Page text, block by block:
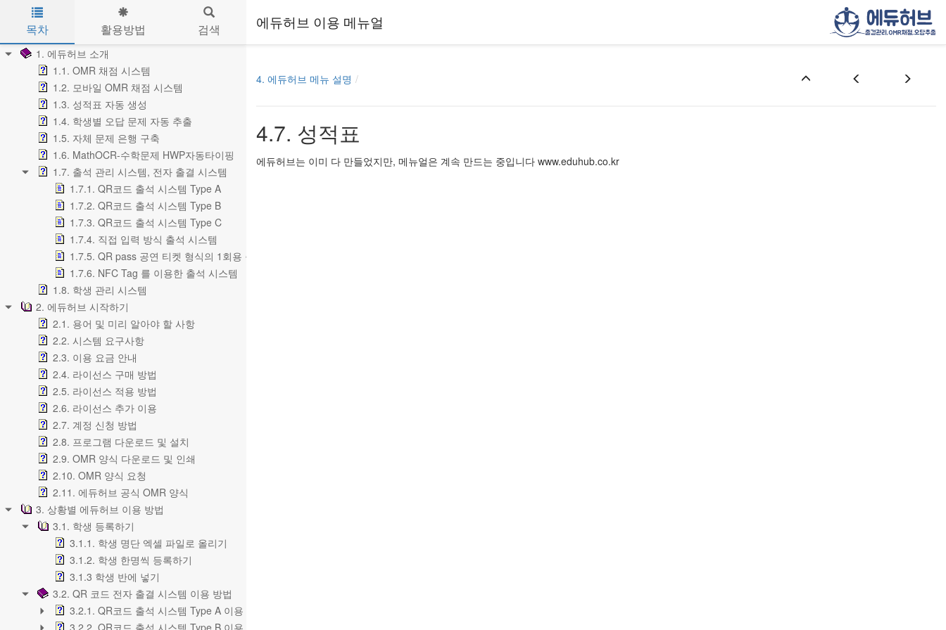
Skip to main content
에듀허브 이용 메뉴얼
목차 활용방법 검색
1. 에듀허브 소개
1.1. OMR 채점 시스템
1.2. 모바일 OMR 채점 시스템
1.3. 성적표 자동 생성
1.4. 학생별 오답 문제 자동 추출
1.5. 자체 문제 은행 구축
1.6. MathOCR-수학문제 HWP자동타이핑
1.7. 출석 관리 시스템, 전자 출결 시스템
1.7.1. QR코드 출석 시스템 Type A
1.7.2. QR코드 출석 시스템 Type B
1.7.3. QR코드 출석 시스템 Type C
1.7.4. 직접 입력 방식 출석 시스템
1.7.5. QR pass 공연 티켓 형식의 1회용 출입 확인
1.7.6. NFC Tag 를 이용한 출석 시스템
1.8. 학생 관리 시스템
2. 에듀허브 시작하기
2.1. 용어 및 미리 알아야 할 사항
2.2. 시스템 요구사항
2.3. 이용 요금 안내
2.4. 라이선스 구매 방법
2.5. 라이선스 적용 방법
2.6. 라이선스 추가 이용
2.7. 계정 신청 방법
2.8. 프로그램 다운로드 및 설치
2.9. OMR 양식 다운로드 및 인쇄
2.10. OMR 양식 요청
2.11. 에듀허브 공식 OMR 양식
3. 상황별 에듀허브 이용 방법
3.1. 학생 등록하기
3.1.1. 학생 명단 엑셀 파일로 올리기
3.1.2. 학생 한명씩 등록하기
3.1.3 학생 반에 넣기
3.2. QR 코드 전자 출결 시스템 이용 방법
3.2.1. QR코드 출석 시스템 Type A 이용 방법
3.2.2. QR코드 출석 시스템 Type B 이용 방법
4. 에듀허브 메뉴 설명
4.7. 성적표
에듀허브는 이미 다 만들었지만, 메뉴얼은 계속 만드는 중입니다 www.eduhub.co.kr